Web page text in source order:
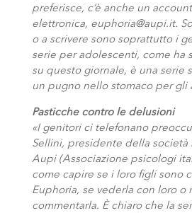
preferisce, c’è anche un
elettronica, euphoria@aupi.it.
o a scrivere sono soprattutto i
serie per adolescenti, come ha
su questo giornale, è una serie
un pugno nello stomaco per gli
Pasticche contro le delusioni
«I genitori ci telefonano
Sellini, presidente della società
Aupi (Associazione psicologi
come capire se i loro figli sono
Euphoria, se vederla con loro o
commentarla. È chiaro che la